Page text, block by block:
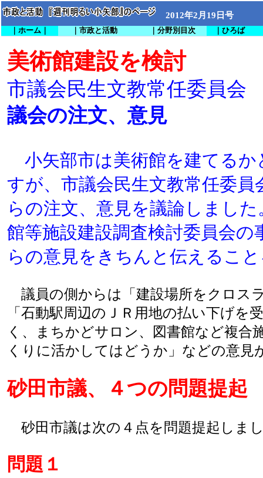
2012年2月19日号
｜ホーム｜ ｜市政と活動 ｜分野別目次 ｜ひろば
美術館建設を検討
市議会民生文教常任委員会
議会の注文、意見
小矢部市は美術館を建てるか
すが、市議会民生文教常任委員
らの注文、意見を議論しまし
館等施設建設調査検討委員会の
らの意見をきちんと伝えるこ
議員の側からは「建設場所をクロス
「石動駅周辺のＪＲ用地の払い下げを
く、まちかどサロン、図書館など複合
くりに活かしてはどうか」などの意見
砂田市議、４つの問題提起
砂田市議は次の４点を問題提起しま
問題１